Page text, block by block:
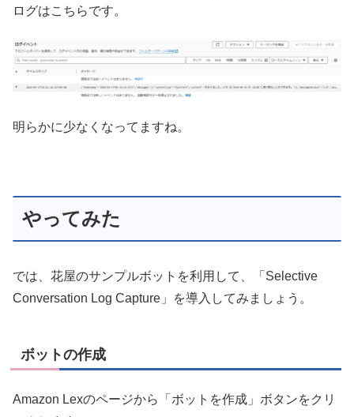
ログはこちらです。
明らかに少なくなってますね。
やってみた
では、花屋のサンプルボットを利用して、「Selective
Conversation Log Capture」を導入してみましょう。
ボットの作成
Amazon Lexのページから「ボットを作成」ボタンをクリ